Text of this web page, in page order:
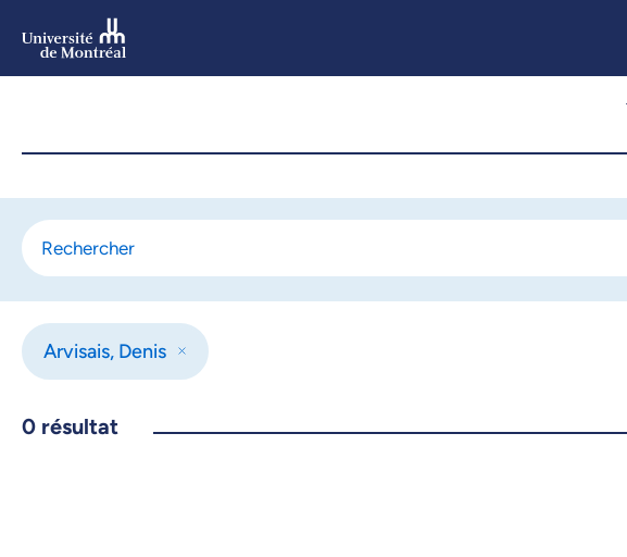
Arvisais, Denis
0 résultat